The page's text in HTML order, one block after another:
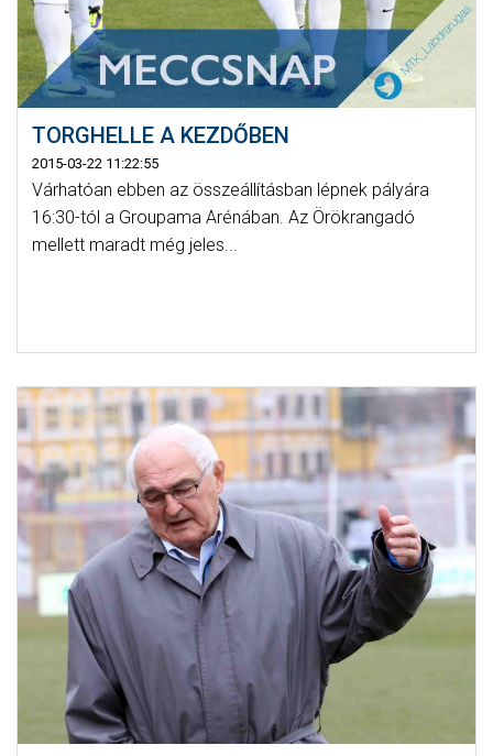
TORGHELLE A KEZDŐBEN
2015-03-22 11:22:55
Várhatóan ebben az összeállításban lépnek pályára
16:30-tól a Groupama Arénában. Az Örökrangadó
mellett maradt még jeles...